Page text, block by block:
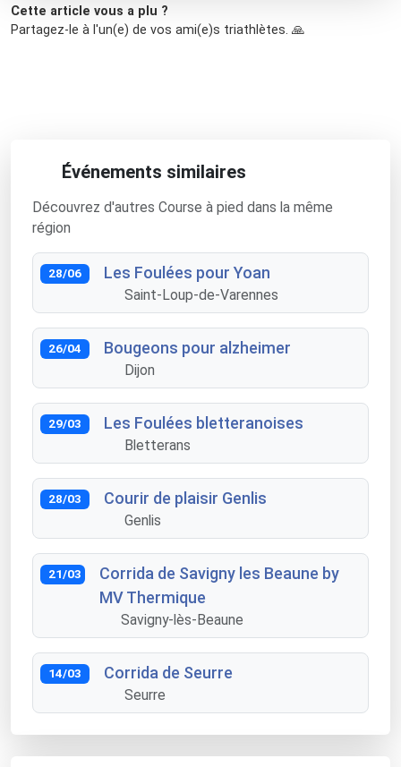
Cette article vous a plu ?
Partagez-le à l'un(e) de vos ami(e)s triathlètes. 🙏
Événements similaires
Découvrez d'autres Course à pied dans la même
région
28/06 Les Foulées pour Yoan
Saint-Loup-de-Varennes
26/04 Bougeons pour alzheimer
Dijon
29/03 Les Foulées bletteranoises
Bletterans
28/03 Courir de plaisir Genlis
Genlis
21/03
Corrida de Savigny les Beaune by
MV Thermique
Savigny-lès-Beaune
14/03 Corrida de Seurre
Seurre